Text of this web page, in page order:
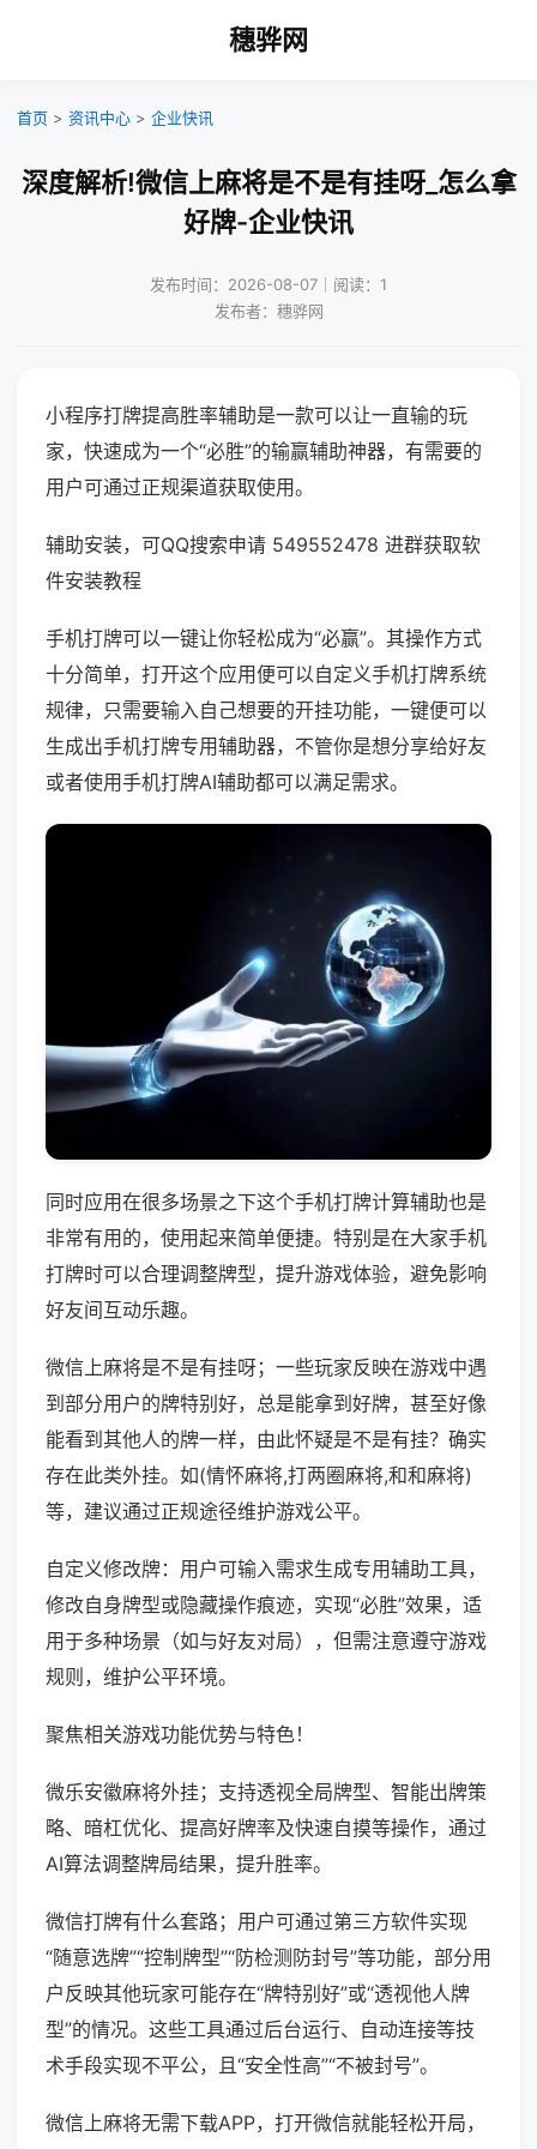
穗骅网
首页 > 资讯中心 > 企业快讯
深度解析!微信上麻将是不是有挂呀_怎么拿
好牌-企业快讯
发布时间：2026-08-07｜阅读：1
发布者：穗骅网
小程序打牌提高胜率辅助是一款可以让一直输的玩
家，快速成为一个“必胜”的输赢辅助神器，有需要的
用户可通过正规渠道获取使用。
辅助安装，可QQ搜索申请 549552478 进群获取软
件安装教程
手机打牌可以一键让你轻松成为“必赢”。其操作方式
十分简单，打开这个应用便可以自定义手机打牌系统
规律，只需要输入自己想要的开挂功能，一键便可以
生成出手机打牌专用辅助器，不管你是想分享给好友
或者使用手机打牌AI辅助都可以满足需求。
同时应用在很多场景之下这个手机打牌计算辅助也是
非常有用的，使用起来简单便捷。特别是在大家手机
打牌时可以合理调整牌型，提升游戏体验，避免影响
好友间互动乐趣。
微信上麻将是不是有挂呀；一些玩家反映在游戏中遇
到部分用户的牌特别好，总是能拿到好牌，甚至好像
能看到其他人的牌一样，由此怀疑是不是有挂？确实
存在此类外挂。如(情怀麻将,打两圈麻将,和和麻将)
等，建议通过正规途径维护游戏公平。
自定义修改牌：用户可输入需求生成专用辅助工具，
修改自身牌型或隐藏操作痕迹，实现“必胜”效果，适
用于多种场景（如与好友对局），但需注意遵守游戏
规则，维护公平环境。
聚焦相关游戏功能优势与特色！
微乐安徽麻将外挂；支持透视全局牌型、智能出牌策
略、暗杠优化、提高好牌率及快速自摸等操作，通过
AI算法调整牌局结果，提升胜率。
微信打牌有什么套路；用户可通过第三方软件实现
“随意选牌”“控制牌型”“防检测防封号”等功能，部分用
户反映其他玩家可能存在“牌特别好”或“透视他人牌
型”的情况。这些工具通过后台运行、自动连接等技
术手段实现不平公，且“安全性高”“不被封号”。
微信上麻将无需下载APP，打开微信就能轻松开局，